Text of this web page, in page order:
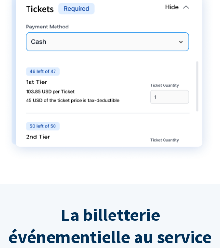
La billetterie
événementielle au service